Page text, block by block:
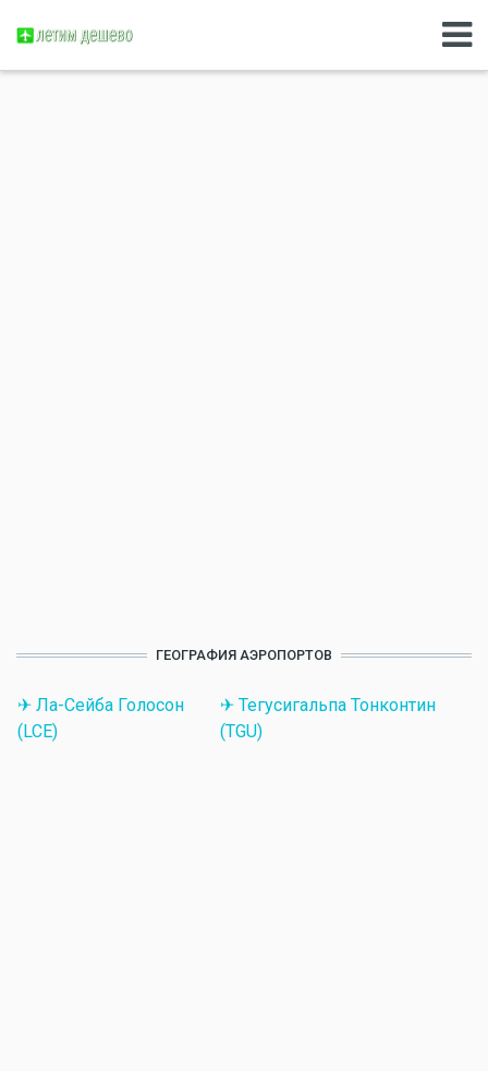
ГЕОГРАФИЯ АЭРОПОРТОВ
✈ Ла-Сейба Голосон
(LCE)
✈ Тегусигальпа Тонконтин
(TGU)